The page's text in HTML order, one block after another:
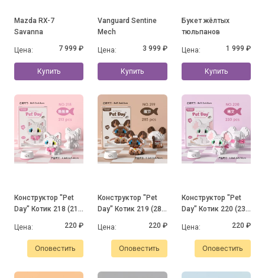
Mazda RX-7
Savanna
Цена: 7 999 ₽
Купить
Vanguard Sentine
Mech
Цена: 3 999 ₽
Купить
Букет жёлтых
тюльпанов
Цена: 1 999 ₽
Купить
Конструктор "Pet
Day" Котик 218 (213
Цена:
220 ₽
Оповестить
Конструктор "Pet
Day" Котик 219 (285
Цена:
220 ₽
Оповестить
Конструктор "Pet
Day" Котик 220 (233
Цена:
220 ₽
Оповестить